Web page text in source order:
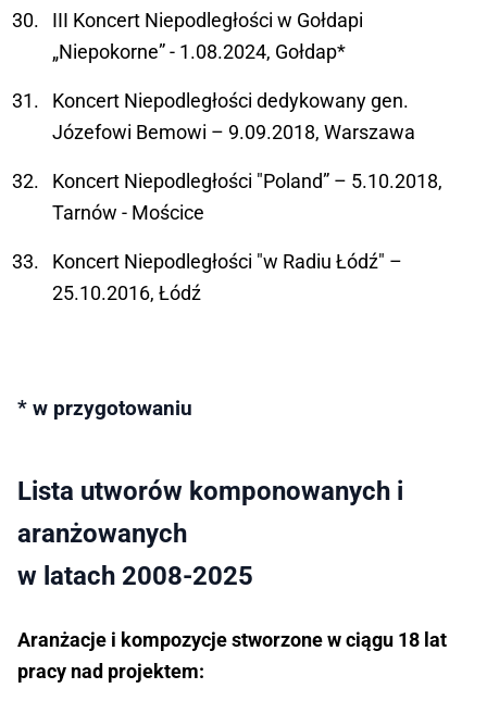
III Koncert Niepodległości w Gołdapi
„Niepokorne” - 1.08.2024, Gołdap*
Koncert Niepodległości dedykowany gen.
Józefowi Bemowi – 9.09.2018, Warszawa
Koncert Niepodległości "Poland” – 5.10.2018,
Tarnów - Mościce
Koncert Niepodległości "w Radiu Łódź" –
25.10.2016, Łódź
* w przygotowaniu
Lista utworów komponowanych i
aranżowanych
w latach 2008-2025
Aranżacje i kompozycje stworzone w ciągu 18 lat
pracy nad projektem: